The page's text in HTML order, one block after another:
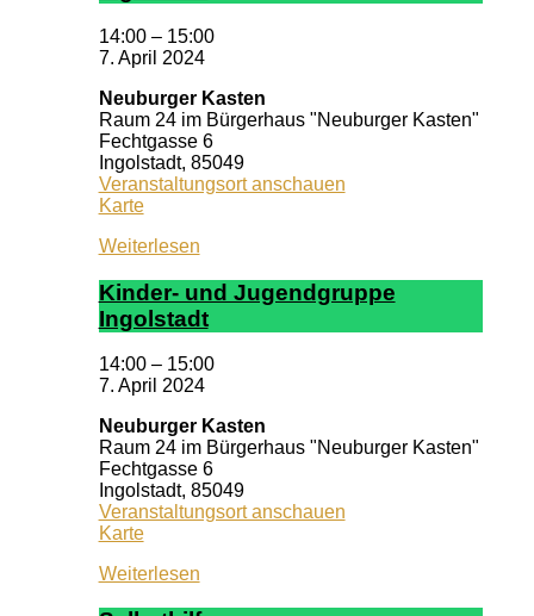
14:00 – 15:00
7. April 2024
Neuburger Kasten
Raum 24 im Bürgerhaus "Neuburger Kasten"
Fechtgasse 6
Ingolstadt, 85049
Veranstaltungsort anschauen
KarteNeuburger
Weiterlesen
Kin­der- und Ju­gend­grup­pe
In­gol­stadt
14:00 – 15:00
7. April 2024
Neuburger Kasten
Raum 24 im Bürgerhaus "Neuburger Kasten"
Fechtgasse 6
Ingolstadt, 85049
Veranstaltungsort anschauen
KarteNeuburger
Weiterlesen